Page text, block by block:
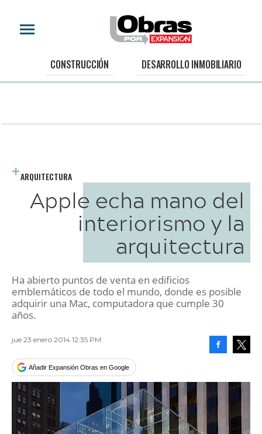
CONSTRUCCIÓN DESARROLLO INMOBILIARIO
ARQUITECTURA
Apple echa mano del
interiorismo y la
arquitectura
Ha abierto puntos de venta en edificios
emblemáticos de todo el mundo, donde es posible
adquirir una Mac, computadora que cumple 30
años.
jue 23 enero 2014 12:35 PM
Añadir Expansión Obras en Google